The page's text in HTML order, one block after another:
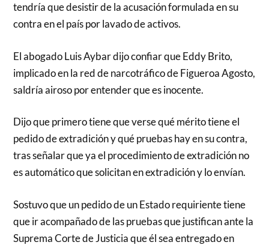
tendría que desistir de la acusación formulada en su
contra en el país por lavado de activos.
El abogado Luis Aybar dijo confiar que Eddy Brito,
implicado en la red de narcotráfico de Figueroa Agosto,
saldría airoso por entender que es inocente.
Dijo que primero tiene que verse qué mérito tiene el
pedido de extradición y qué pruebas hay en su contra,
tras señalar que ya el procedimiento de extradición no
es automático que solicitan en extradición y lo envían.
Sostuvo que un pedido de un Estado requiriente tiene
que ir acompañado de las pruebas que justifican ante la
Suprema Corte de Justicia que él sea entregado en